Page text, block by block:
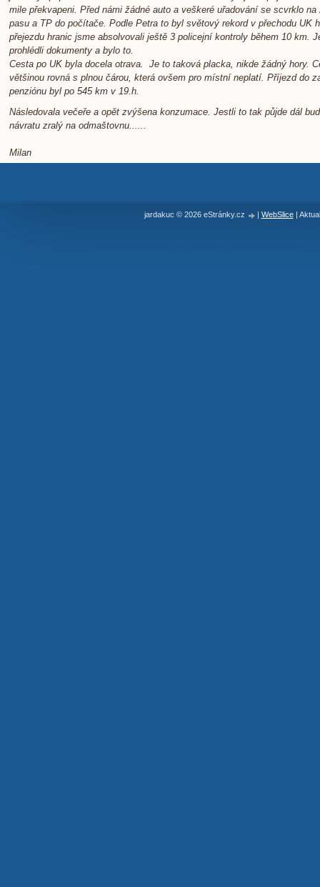
mile překvapeni. Před námi žádné auto a veškeré uřadování se scvrklo na
pasu a TP do počítače. Podle Petra to byl světový rekord v přechodu UK
přejezdu hranic jsme absolvovali ještě 3 policejní kontroly během 10 km.
prohlédli dokumenty a bylo to.
Cesta po UK byla docela otrava. Je to taková placka, nikde žádný hory.
většinou rovná s plnou čárou, která ovšem pro místní neplatí. Příjezd do
penziónu byl po 545 km v 19.h.
Následovala večeře a opět zvýšena konzumace. Jestli to tak půjde dál
návratu zralý na odmaštovnu......
Milan
jardakuc © 2026 eStránky.cz | WebSlice |